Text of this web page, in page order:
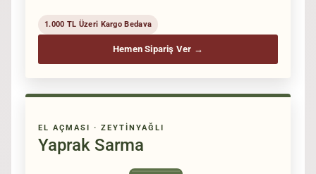
1.000 TL Üzeri Kargo Bedava
Hemen Sipariş Ver →
EL AÇMASI · ZEYTINYAĞLI
Yaprak Sarma